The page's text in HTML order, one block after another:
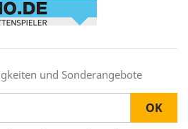
und Sonderangebote